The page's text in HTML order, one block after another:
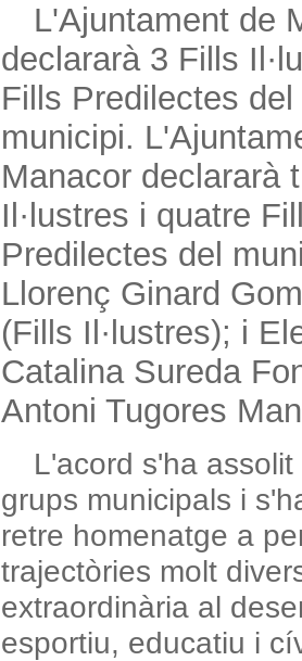
L'Ajuntament de
declararà 3 Fills
Fills Predilectes del
municipi.
Manacor declararà
Il·lustres i quatre
Predilectes del
Llorenç Ginard
(Fills Il·lustres); i
Catalina Sureda
Antoni Tugores
L'acord s'ha
grups municipals i
retre homenatge a
trajectòries molt
extraordinària al
esportiu, educatiu i